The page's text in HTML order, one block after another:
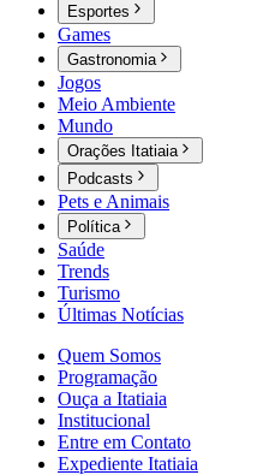
Esportes
Games
Gastronomia
Jogos
Meio Ambiente
Mundo
Orações Itatiaia
Podcasts
Pets e Animais
Política
Saúde
Trends
Turismo
Últimas Notícias
Quem Somos
Programação
Ouça a Itatiaia
Institucional
Entre em Contato
Expediente Itatiaia